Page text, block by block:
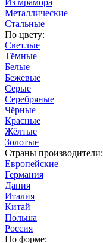
Металлические
Стальные
По цвету:
Светлые
Тёмные
Белые
Бежевые
Серые
Серебряные
Чёрные
Красные
Жёлтые
Золотые
Страны производители:
Европейские
Германия
Дания
Италия
Китай
Польша
Россия
По форме: